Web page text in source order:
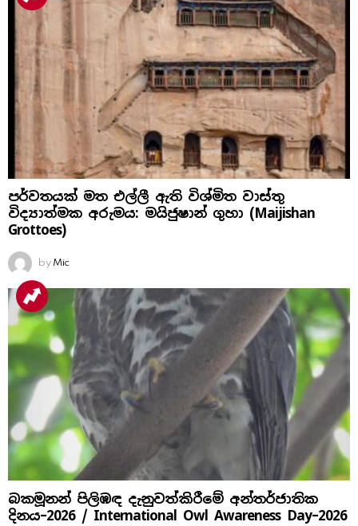
පර්වතයක් මත එල්ලී ඇති විශ්මිත වාස්තු
විද්‍යාත්මක අරුමය: මයිජුෂාන් ගුහා (Maijishan
Grottoes)
by Mic
බකමූනන් පිලිඹඳ දැනුවත්කිරීමේ අන්තර්ජාතික
දිනය​–2026 / International Owl Awareness Day–2026